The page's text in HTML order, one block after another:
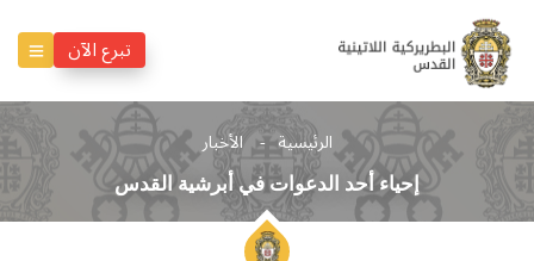
تبرع الآن
الرئيسية الأخبار
إحياء أحد الدعوات في أبرشية القدس